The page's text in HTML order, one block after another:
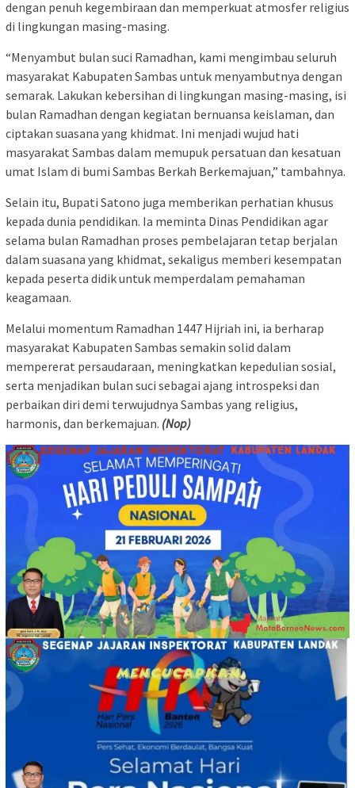
dengan penuh kegembiraan dan memperkuat atmosfer religius
di lingkungan masing-masing.
“Menyambut bulan suci Ramadhan, kami mengimbau seluruh
masyarakat Kabupaten Sambas untuk menyambutnya dengan
semarak. Lakukan kebersihan di lingkungan masing-masing, isi
bulan Ramadhan dengan kegiatan bernuansa keislaman, dan
ciptakan suasana yang khidmat. Ini menjadi wujud hati
masyarakat Sambas dalam memupuk persatuan dan kesatuan
umat Islam di bumi Sambas Berkah Berkemajuan,” tambahnya.
Selain itu, Bupati Satono juga memberikan perhatian khusus
kepada dunia pendidikan. Ia meminta Dinas Pendidikan agar
selama bulan Ramadhan proses pembelajaran tetap berjalan
dalam suasana yang khidmat, sekaligus memberi kesempatan
kepada peserta didik untuk memperdalam pemahaman
keagamaan.
Melalui momentum Ramadhan 1447 Hijriah ini, ia berharap
masyarakat Kabupaten Sambas semakin solid dalam
mempererat persaudaraan, meningkatkan kepedulian sosial,
serta menjadikan bulan suci sebagai ajang introspeksi dan
perbaikan diri demi terwujudnya Sambas yang religius,
harmonis, dan berkemajuan. (Nop)